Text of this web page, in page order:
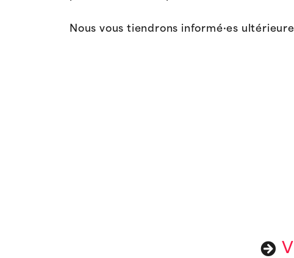
Nous vous tiendrons informé·es